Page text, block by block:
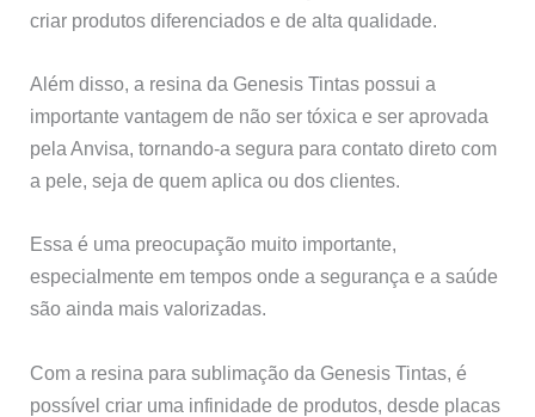
criar produtos diferenciados e de alta qualidade.
Além disso, a resina da Genesis Tintas possui a
importante vantagem de não ser tóxica e ser aprovada
pela Anvisa, tornando-a segura para contato direto com
a pele, seja de quem aplica ou dos clientes.
Essa é uma preocupação muito importante,
especialmente em tempos onde a segurança e a saúde
são ainda mais valorizadas.
Com a resina para sublimação da Genesis Tintas, é
possível criar uma infinidade de produtos, desde placas